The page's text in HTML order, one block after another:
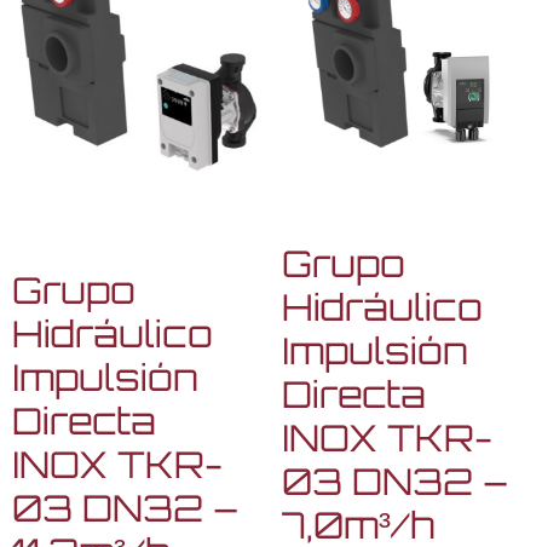
Grupo
Hidráulico
Impulsión
Directa
INOX TKR-
03 DN32 –
Grupo
Hidráulico
Impulsión
Directa
INOX TKR-
03 DN32 –
7,0m³/h